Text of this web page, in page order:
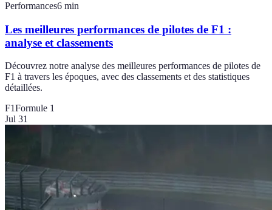
Performances6 min
Les meilleures performances de pilotes de F1 :
analyse et classements
Découvrez notre analyse des meilleures performances de pilotes de
F1 à travers les époques, avec des classements et des statistiques
détaillées.
F1Formule 1
Jul 31